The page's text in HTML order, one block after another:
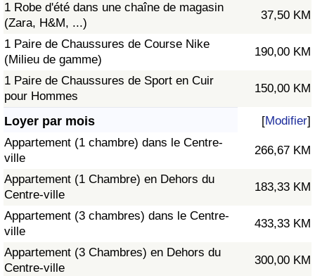
1 Robe d'été dans une chaîne de magasin
(Zara, H&M, ...)
37,50 KM
1 Paire de Chaussures de Course Nike
(Milieu de gamme)
190,00 KM
1 Paire de Chaussures de Sport en Cuir
pour Hommes
150,00 KM
Loyer par mois [Modifier]
Appartement (1 chambre) dans le Centre-
ville
266,67 KM
Appartement (1 Chambre) en Dehors du
Centre-ville
183,33 KM
Appartement (3 chambres) dans le Centre-
ville
433,33 KM
Appartement (3 Chambres) en Dehors du
Centre-ville
300,00 KM